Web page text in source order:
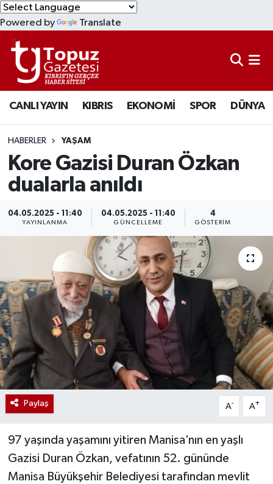
Powered by Translate
CANLI YAYIN KIBRIS EKONOMİ SPOR DÜNYA
HABERLER YAŞAM
Kore Gazisi Duran Özkan
dualarla anıldı
04.05.2025 - 11:40
YAYINLANMA
04.05.2025 - 11:40
GÜNCELLEME
4
GÖSTERIM
Paylaş A- A+
97 yaşında yaşamını yitiren Manisa’nın en yaşlı
Gazisi Duran Özkan, vefatının 52. gününde
Manisa Büyükşehir Belediyesi tarafından mevlit
KIBRIS
DÜNYA
EKONOMİ
MAGAZİN
SAĞLIK
TÜRKİYE
Lefkoşa Nöbetçi Eczaneler
Lefkoşa Hava Durumu
Lefkoşa Trafik Yoğunluk Haritası
Süper Lig Puan Durumu ve Fikstür
Tüm Manşetler